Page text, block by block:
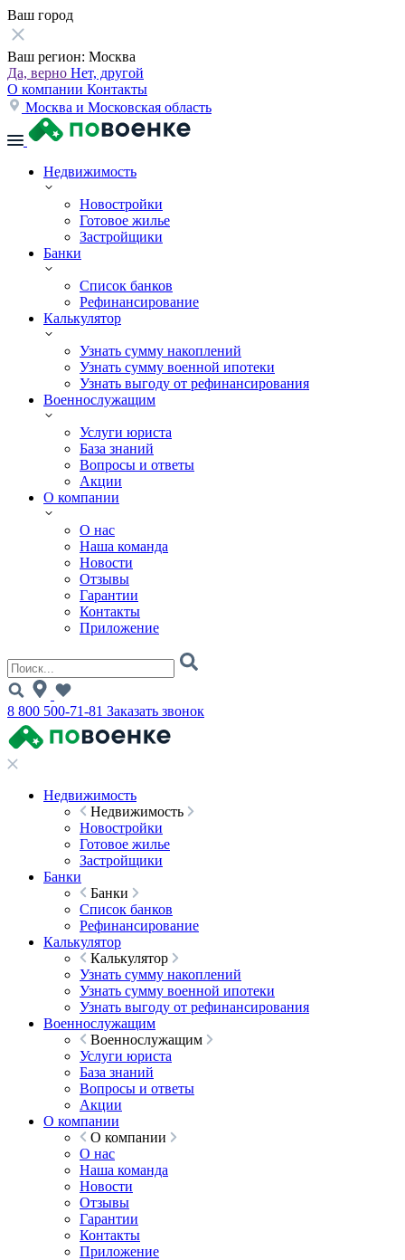
Ваш город
Ваш регион: Москва
Да, верно Нет, другой
О компании Контакты
Москва и Московская область
Недвижимость
Новостройки
Готовое жилье
Застройщики
Банки
Список банков
Рефинансирование
Калькулятор
Узнать сумму накоплений
Узнать сумму военной ипотеки
Узнать выгоду от рефинансирования
Военнослужащим
Услуги юриста
База знаний
Вопросы и ответы
Акции
О компании
О нас
Наша команда
Новости
Отзывы
Гарантии
Контакты
Приложение
8 800 500-71-81 Заказать звонок
Недвижимость
Недвижимость
Новостройки
Готовое жилье
Застройщики
Банки
Банки
Список банков
Рефинансирование
Калькулятор
Калькулятор
Узнать сумму накоплений
Узнать сумму военной ипотеки
Узнать выгоду от рефинансирования
Военнослужащим
Военнослужащим
Услуги юриста
База знаний
Вопросы и ответы
Акции
О компании
О компании
О нас
Наша команда
Новости
Отзывы
Гарантии
Контакты
Приложение